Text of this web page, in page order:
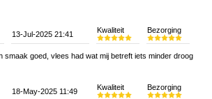
13-Jul-2025 21:41 Kwaliteit Bezorging
smaak goed, vlees had wat mij betreft iets minder droog
18-May-2025 11:49 Kwaliteit Bezorging